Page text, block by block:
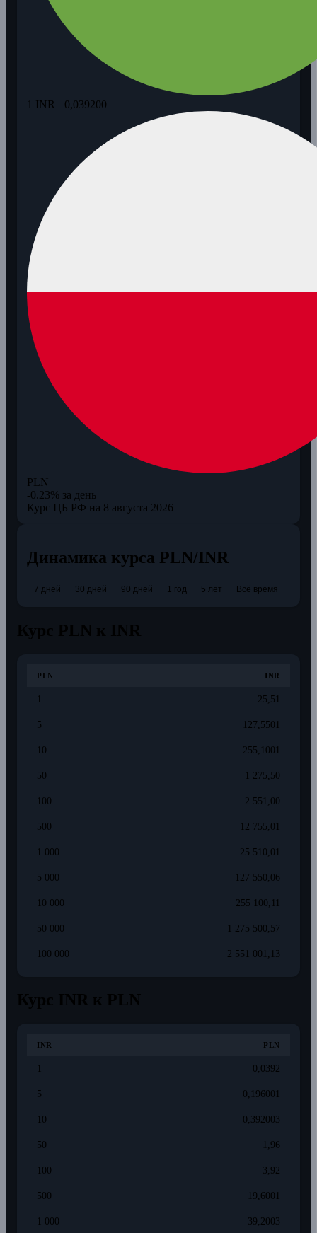
1 INR =0,039200
PLN
-0.23% за день
Курс ЦБ РФ на 8 августа 2026
Динамика курса PLN/INR
7 дней 30 дней 90 дней 1 год 5 лет Всё время
PLN INR
1 25,51
5 127,5501
10 255,1001
50 1 275,50
100 2 551,00
500 12 755,01
1 000 25 510,01
5 000 127 550,06
10 000 255 100,11
50 000 1 275 500,57
100 000 2 551 001,13
INR PLN
0,0392
5 0,196001
10 0,392003
50 1,96
100 3,92
500 19,6001
1 000 39,2003